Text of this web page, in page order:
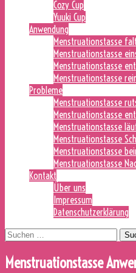
Cozy Cup
Yuuki Cup
Anwendung
Menstruationstasse
Menstruationstasse
Menstruationstasse
Menstruationstasse
Probleme
Menstruationstasse
Menstruationstasse
Menstruationstasse
Menstruationstasse
Menstruationstasse
Menstruationstasse
Kontakt
Über uns
Impressum
Datenschutzerklärung
Suchen
Menstruationstasse